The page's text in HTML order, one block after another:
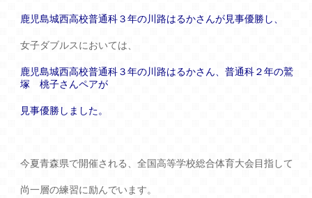
鹿児島城西高校普通科３年の川路はるかさんが見事優勝し、
女子ダブルスにおいては、
鹿児島城西高校普通科３年の川路はるかさん、普通科２年の鷲
塚 桃子さんペアが
見事優勝しました。
今夏青森県で開催される、全国高等学校総合体育大会目指して
尚一層の練習に励んでいます。